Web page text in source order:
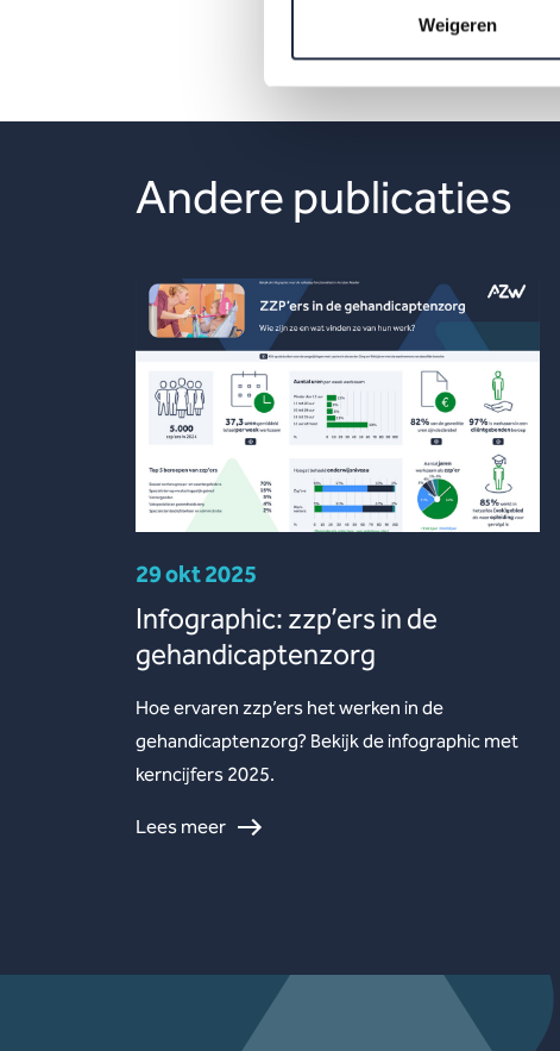
Weigeren
Andere publicaties
29 okt 2025
Infographic: zzp’ers in de
gehandicaptenzorg
Hoe ervaren zzp’ers het werken in de
gehandicaptenzorg? Bekijk de infographic met
kerncijfers 2025.
Lees meer